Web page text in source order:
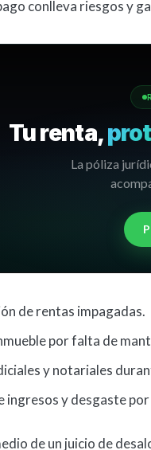
conlleva riesgos y
Tu renta,
La póliza
de rentas impagadas.
por falta de
y notariales
ingresos y desgaste
de un juicio de